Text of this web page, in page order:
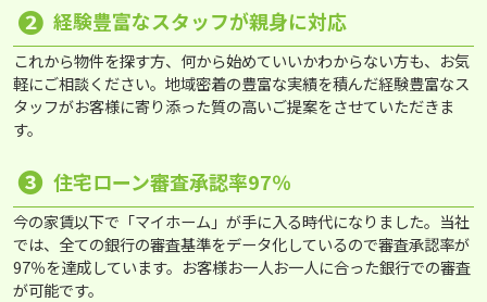
❷ 経験豊富なスタッフが親身に対応
これから物件を探す方、何から始めていいかわからない方も、お気
軽にご相談ください。地域密着の豊富な実績を積んだ経験豊富なス
タッフがお客様に寄り添った質の高いご提案をさせていただきま
す。
❸ 住宅ローン審査承認率97％
今の家賃以下で「マイホーム」が手に入る時代になりました。当社
では、全ての銀行の審査基準をデータ化しているので審査承認率が
97％を達成しています。お客様お一人お一人に合った銀行での審査
が可能です。